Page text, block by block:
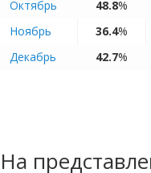
Октябрь
48.8%
Ноябрь
36.4%
Декабрь
42.7%
На